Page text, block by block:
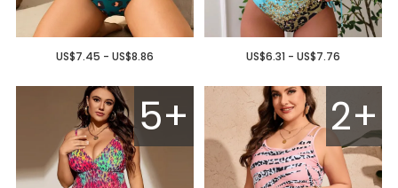
US$6.31 - US$7.76
US$7.45 - US$8.86
2+
5+